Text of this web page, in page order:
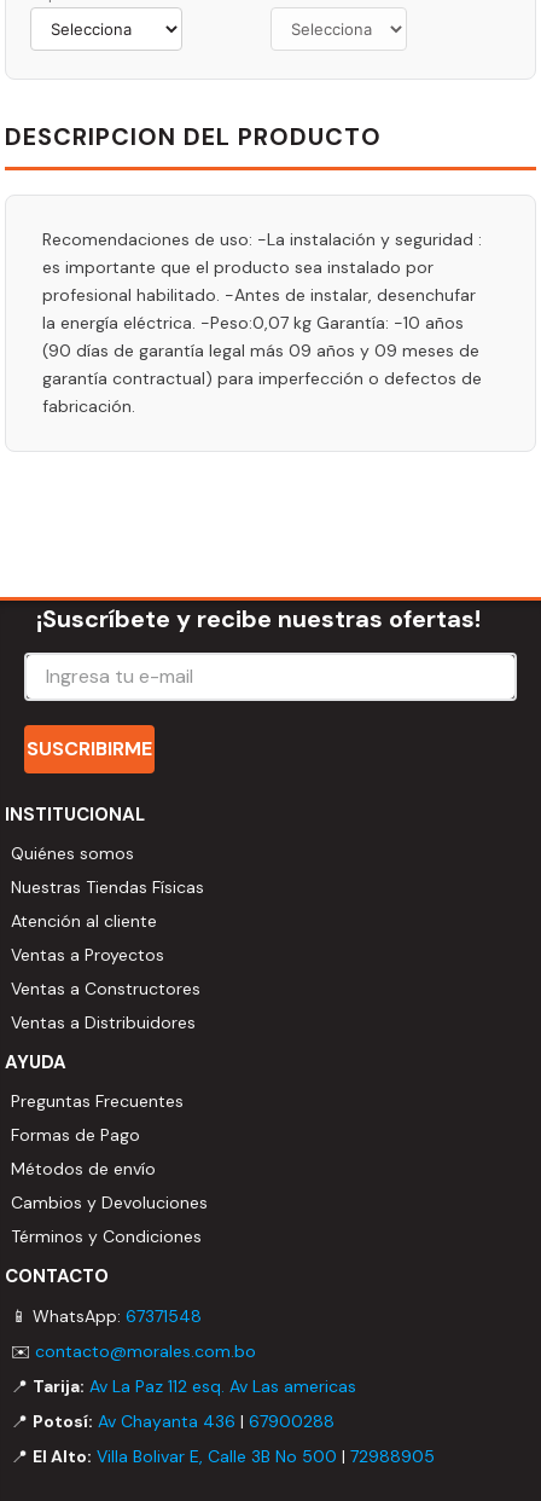
DESCRIPCION DEL PRODUCTO
Recomendaciones de uso: -La instalación y seguridad :
es importante que el producto sea instalado por
profesional habilitado. -Antes de instalar, desenchufar
la energía eléctrica. -Peso:0,07 kg Garantía: -10 años
(90 días de garantía legal más 09 años y 09 meses de
garantía contractual) para imperfección o defectos de
fabricación.
¡Suscríbete y recibe nuestras ofertas!
SUSCRIBIRME
INSTITUCIONAL
Quiénes somos
Nuestras Tiendas Físicas
Atención al cliente
Ventas a Proyectos
Ventas a Constructores
Ventas a Distribuidores
AYUDA
Preguntas Frecuentes
Formas de Pago
Métodos de envío
Cambios y Devoluciones
Términos y Condiciones
CONTACTO
📱 WhatsApp:67371548
✉️contacto@morales.com.bo
📍 Tarija: Av La Paz 112 esq. Av Las americas
📍 Potosí: Av Chayanta 436 |67900288
📍 El Alto: Villa Bolivar E, Calle 3B No 500 |72988905